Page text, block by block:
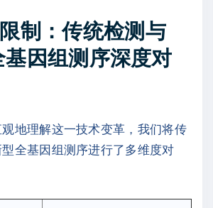
制：传统检测与
基因组测序深度对
地理解这一技术变革，我们将传
全基因组测序进行了多维度对